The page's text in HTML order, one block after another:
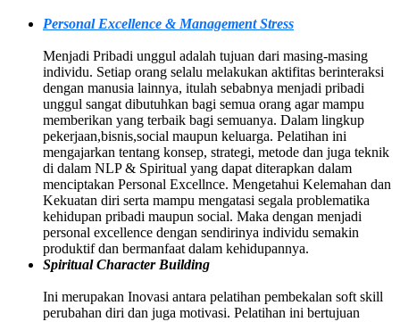
Personal Excellence & Management Stress
Menjadi Pribadi unggul adalah tujuan dari masing-masing
individu. Setiap orang selalu melakukan aktifitas berinteraksi
dengan manusia lainnya, itulah sebabnya menjadi pribadi
unggul sangat dibutuhkan bagi semua orang agar mampu
memberikan yang terbaik bagi semuanya. Dalam lingkup
pekerjaan,bisnis,social maupun keluarga. Pelatihan ini
mengajarkan tentang konsep, strategi, metode dan juga teknik
di dalam NLP & Spiritual yang dapat diterapkan dalam
menciptakan Personal Excellnce. Mengetahui Kelemahan dan
Kekuatan diri serta mampu mengatasi segala problematika
kehidupan pribadi maupun social. Maka dengan menjadi
personal excellence dengan sendirinya individu semakin
produktif dan bermanfaat dalam kehidupannya.
Spiritual Character Building
Ini merupakan Inovasi antara pelatihan pembekalan soft skill
perubahan diri dan juga motivasi. Pelatihan ini bertujuan